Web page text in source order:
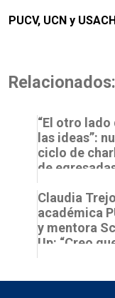
PUCV, UCN y USACH
Relacionados:
“El otro lado
las ideas”:
ciclo de
de
Ciencia
Claudia
académica
y mentora
Up: “Creo